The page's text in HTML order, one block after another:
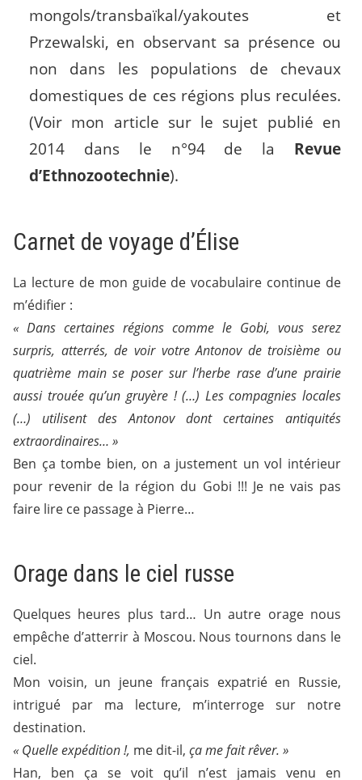
mongols/transbaïkal/yakoutes et
Przewalski, en observant sa présence ou
non dans les populations de chevaux
domestiques de ces régions plus reculées.
(Voir mon article sur le sujet publié en
2014 dans le n°94 de la Revue
d’Ethnozootechnie).
Carnet de voyage d’Élise
La lecture de mon guide de vocabulaire continue de
m’édifier :
« Dans certaines régions comme le Gobi, vous serez
surpris, atterrés, de voir votre Antonov de troisième ou
quatrième main se poser sur l’herbe rase d’une prairie
aussi trouée qu’un gruyère ! (…) Les compagnies locales
(…) utilisent des Antonov dont certaines antiquités
extraordinaires… »
Ben ça tombe bien, on a justement un vol intérieur
pour revenir de la région du Gobi !!! Je ne vais pas
faire lire ce passage à Pierre…
Orage dans le ciel russe
Quelques heures plus tard… Un autre orage nous
empêche d’atterrir à Moscou. Nous tournons dans le
ciel.
Mon voisin, un jeune français expatrié en Russie,
intrigué par ma lecture, m’interroge sur notre
destination.
« Quelle expédition !, me dit-il, ça me fait rêver. »
Han, ben ça se voit qu’il n’est jamais venu en